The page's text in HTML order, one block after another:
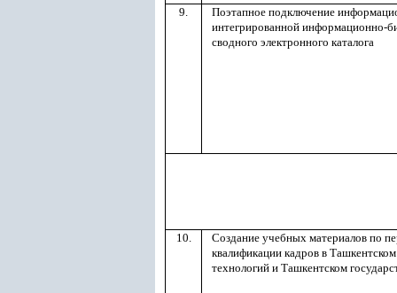
9.
Поэтапное подключение
интегрированной информационно-
сводного электронного каталога
10.
Создание учебных материалов по
квалификации кадров в
технологий и Ташкентском